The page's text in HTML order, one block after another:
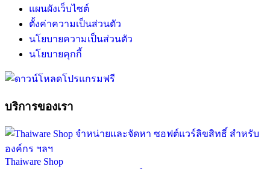
แผนผังเว็บไซต์
ตั้งค่าความเป็นส่วนตัว
นโยบายความเป็นส่วนตัว
นโยบายคุกกี้
บริการของเรา
Thaiware Shop